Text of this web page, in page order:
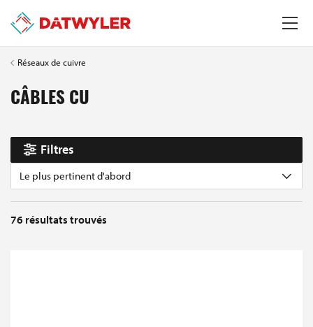
Réseaux de cuivre
CÂBLES CU
Filtres
Le plus pertinent d'abord
76 résultats trouvés